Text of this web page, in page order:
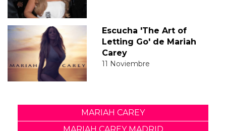
Escucha 'The Art of
Letting Go' de Mariah
Carey
11 Noviembre
MARIAH CAREY